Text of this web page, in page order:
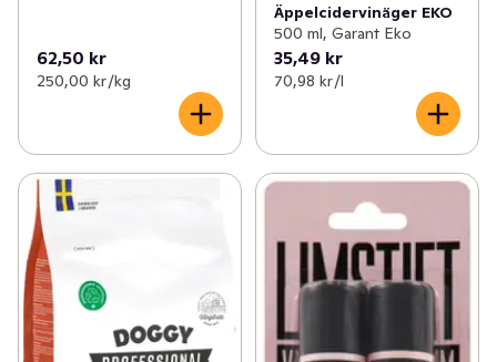
62,50 kr
250,00 kr /kg
Äppelcidervinäger EKO
500 ml, Garant Eko
35,49 kr
70,98 kr /l